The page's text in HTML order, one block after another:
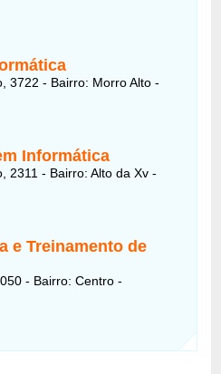
3722 - Bairro: Morro Alto -
Informática
2311 - Bairro: Alto da Xv -
e Treinamento de
- Bairro: Centro -